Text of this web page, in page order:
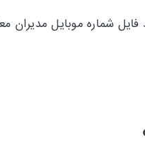
شماره موبایل مدیران